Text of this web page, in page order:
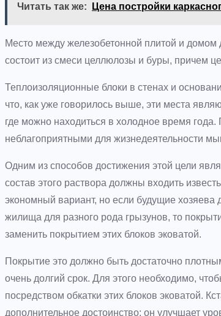
Читать так же: Цена постройки
Место между железобетонной плитой и домом
состоит из смеси целлюлозы и буры, причем
Теплоизоляционные блоки в стенах и
что, как уже говорилось выше, эти места
где можно находиться в холодное время
неблагоприятными для жизнедеятельности
Одним из способов достижения этой цели
состав этого раствора должны входить
экономный вариант, но если будущие
жилища для разного рода грызунов, то
заменить покрытием этих блоков эковатой.
Покрытие это должно быть достаточно
очень долгий срок. Для этого необходимо,
посредством обкатки этих блоков эковатой.
дополнительное достоинство: он улучшает